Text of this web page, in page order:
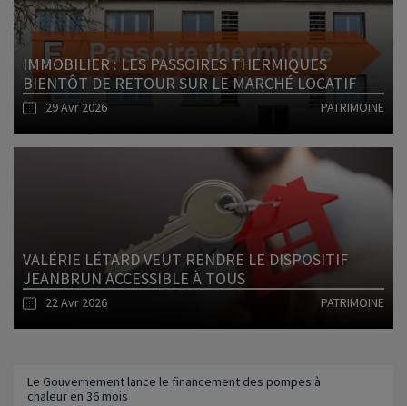
IMMOBILIER : LES PASSOIRES THERMIQUES
BIENTÔT DE RETOUR SUR LE MARCHÉ LOCATIF
29 Avr 2026 PATRIMOINE
Lire l'article
VALÉRIE LÉTARD VEUT RENDRE LE DISPOSITIF
JEANBRUN ACCESSIBLE À TOUS
22 Avr 2026 PATRIMOINE
Le Gouvernement lance le financement des pompes à
chaleur en 36 mois